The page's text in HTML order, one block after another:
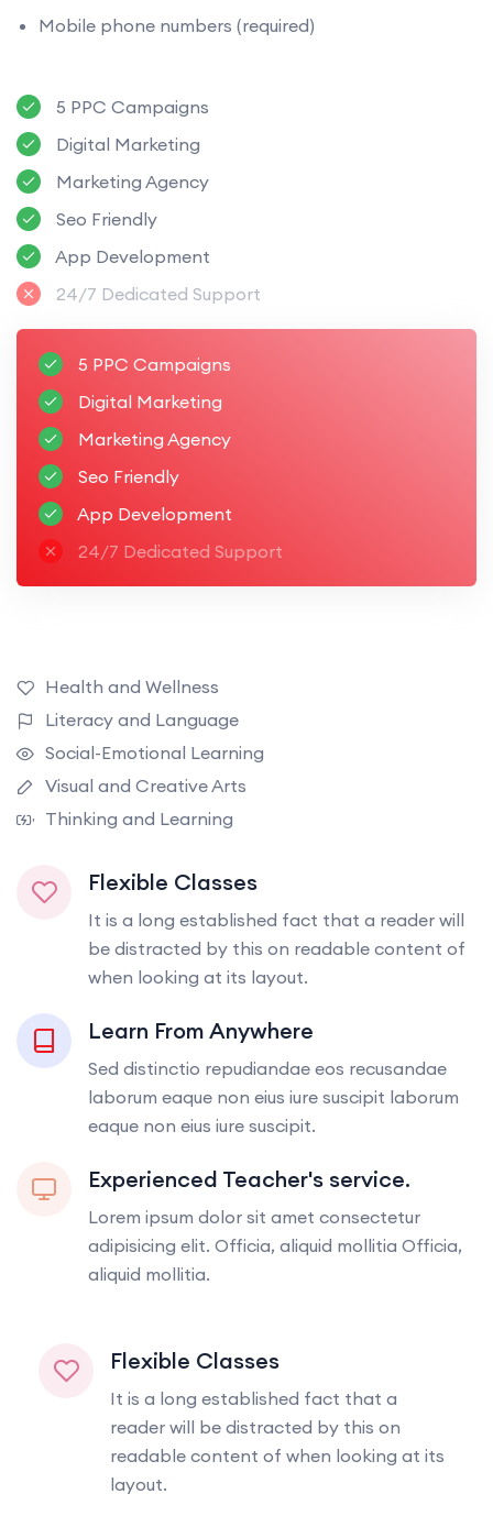
Mobile phone numbers (required)
5 PPC Campaigns
Digital Marketing
Marketing Agency
Seo Friendly
App Development
24/7 Dedicated Support
5 PPC Campaigns
Digital Marketing
Marketing Agency
Seo Friendly
App Development
24/7 Dedicated Support
Health and Wellness
Literacy and Language
Social-Emotional Learning
Visual and Creative Arts
Thinking and Learning
Flexible Classes
It is a long established fact that a reader will
be distracted by this on readable content of
when looking at its layout.
Learn From Anywhere
Sed distinctio repudiandae eos recusandae
laborum eaque non eius iure suscipit laborum
eaque non eius iure suscipit.
Experienced Teacher's service.
Lorem ipsum dolor sit amet consectetur
adipisicing elit. Officia, aliquid mollitia Officia,
aliquid mollitia.
Flexible Classes
It is a long established fact that a
reader will be distracted by this on
readable content of when looking at its
layout.